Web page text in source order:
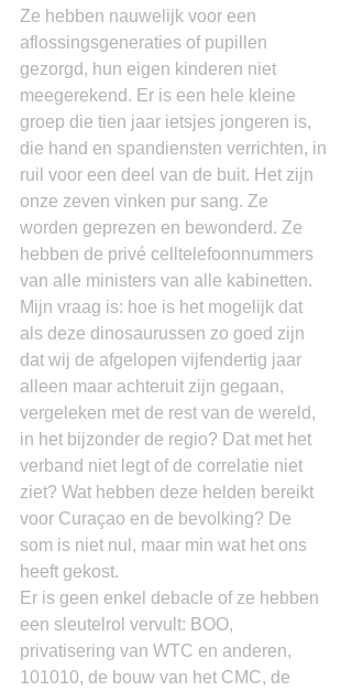
Ze hebben nauwelijk voor een
aflossingsgeneraties of pupillen
gezorgd, hun eigen kinderen niet
meegerekend. Er is een hele kleine
groep die tien jaar ietsjes jongeren is,
die hand en spandiensten verrichten, in
ruil voor een deel van de buit. Het zijn
onze zeven vinken pur sang. Ze
worden geprezen en bewonderd. Ze
hebben de privé celltelefoonnummers
van alle ministers van alle kabinetten.
Mijn vraag is: hoe is het mogelijk dat
als deze dinosaurussen zo goed zijn
dat wij de afgelopen vijfendertig jaar
alleen maar achteruit zijn gegaan,
vergeleken met de rest van de wereld,
in het bijzonder de regio? Dat met het
verband niet legt of de correlatie niet
ziet? Wat hebben deze helden bereikt
voor Curaçao en de bevolking? De
som is niet nul, maar min wat het ons
heeft gekost.
Er is geen enkel debacle of ze hebben
een sleutelrol vervult: BOO,
privatisering van WTC en anderen,
101010, de bouw van het CMC, de